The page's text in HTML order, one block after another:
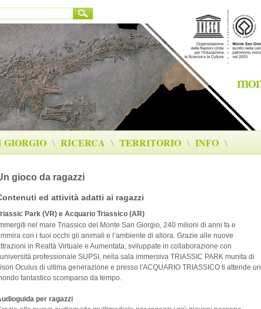
GIORGIO \ RICERCA \ TERRITORIO \ INFO \
gioco da ragazzi
ed attività adatti ai ragazzi
Park (VR) e Acquario Triassico (AR)
nel mare Triassico del Monte San Giorgio, 240 milioni di anni fa e
con i tuoi occhi gli animali e l’ambiente di allora. Grazie alle nuove
in Realtà Virtuale e Aumentata, sviluppate in collaborazione con
professionale SUPSI, nella sala immersiva TRIASSIC PARK munita di
Oculus di ultima generazione e presso l'ACQUARIO TRIASSICO ti attende un
fantastico scomparso da tempo.
per ragazzi